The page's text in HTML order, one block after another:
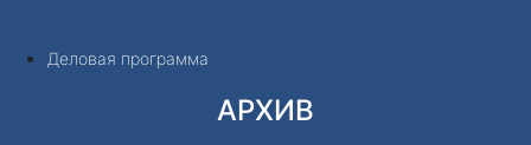
Деловая программа
АРХИВ